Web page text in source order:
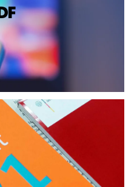
„alarmierend“
politik/jahresbericht-
bund-ataman-